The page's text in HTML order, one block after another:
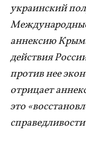
украинский
аннексию
действия
против нее
отрицает
это